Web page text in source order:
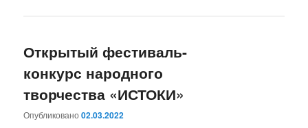
Открытый фестиваль-
конкурс народного
творчества «ИСТОКИ»
Опубликовано02.03.2022